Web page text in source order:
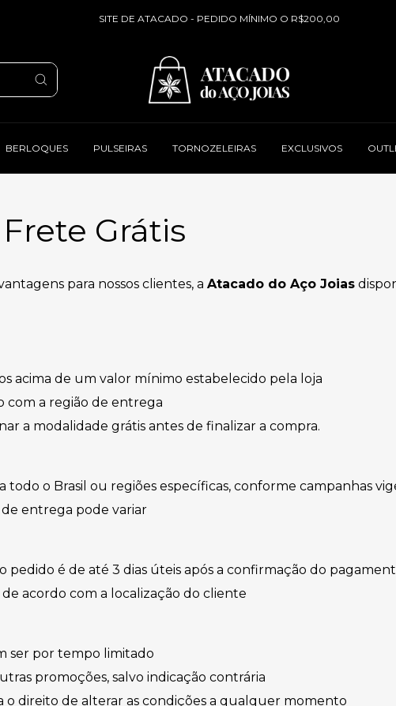
SITE DE ATACADO - PEDIDO MÍNIMO O R$200,00
BERLOQUES PULSEIRAS TORNOZELEIRAS EXCLUSIVOS
Grátis
para nossos clientes, a Atacado do Aço Joias
acima de um valor mínimo estabelecido pela loja
com a região de entrega
a modalidade grátis antes de finalizar a compra.
todo o Brasil ou regiões específicas, conforme campanhas
de entrega pode variar
pedido é de até 3 dias úteis após a confirmação do
acordo com a localização do cliente
ser por tempo limitado
promoções, salvo indicação contrária
o direito de alterar as condições a qualquer momento